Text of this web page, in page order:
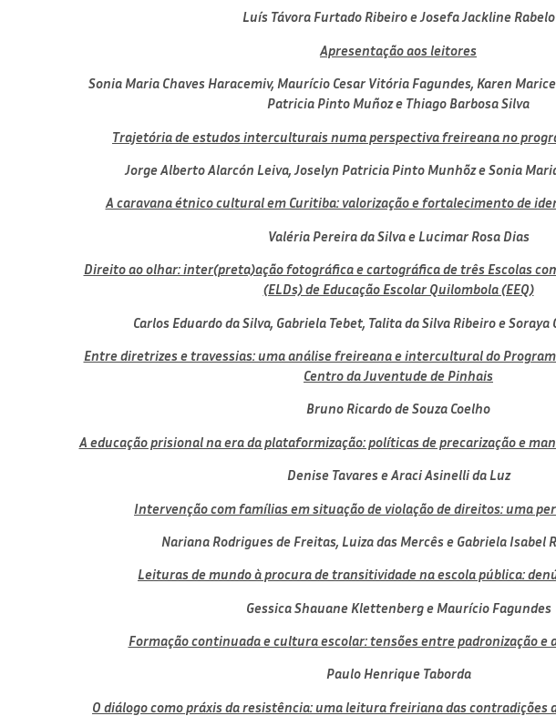
Luís Távora Furtado Ribeiro eJosefa Jackline Rabelo
Apresentação aos leitores
Sonia Maria Chaves Haracemiv, Maurício Cesar Vitória Fagundes, Karen
Patricia Pinto Muñoz e Thiago Barbosa Silva
Trajetória de estudos interculturais numa perspectiva freireana no
Jorge Alberto Alarcón Leiva, Joselyn Patricia Pinto Munhõz eSonia
A caravana étnico cultural em Curitiba: valorização e fortalecimento de
Valéria Pereira da Silva e Lucimar Rosa Dias
Direito ao olhar: inter(preta)ação fotográfica e cartográfica de três Escolas
(ELDs) de Educação Escolar Quilombola (EEQ)
Carlos Eduardo da Silva, Gabriela Tebet, Talita da Silva Ribeiro e Soraya
Entre diretrizes e travessias: uma análise freireana e intercultural do
Centro da Juventude de Pinhais
Bruno Ricardo de Souza Coelho
A educação prisional na era da plataformização: políticas de precarização e
Denise Tavares eAraci Asinelli da Luz
Intervenção com famílias em situação de violação de direitos: uma
Nariana Rodrigues de Freitas, Luiza das Mercês e Gabriela Isabel
Leituras de mundo à procura de transitividade na escola pública:
Gessica Shauane Klettenberg e Maurício Fagundes
Formação continuada e cultura escolar: tensões entre padronização e
Paulo Henrique Taborda
O diálogo como práxis da resistência: uma leitura freiriana das contradições